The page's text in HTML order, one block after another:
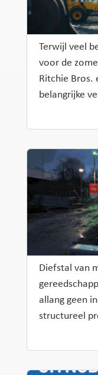
Terwijl veel
voor de
Ritchie Bros.
belangrijke
Diefstal van
allang geen
structureel